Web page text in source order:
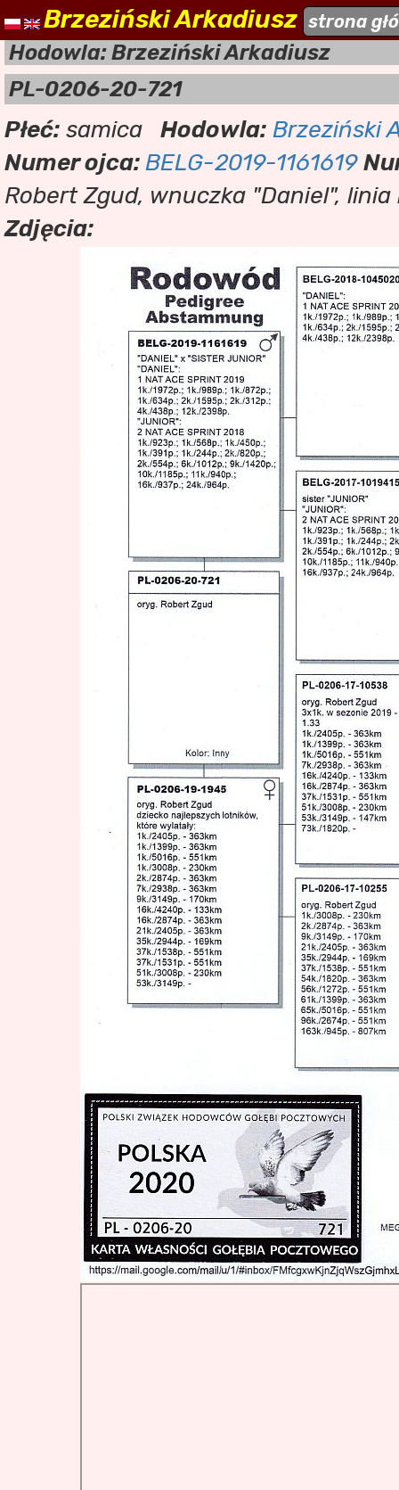
naszehodowle.pl
Brzeziński Arkadiusz strona
Hodowla: Brzeziński Arkadiusz
PL-0206-20-721
Płeć: samica Hodowla: Brzeziński
Numer ojca:BELG-2019-1161619
Robert Zgud, wnuczka "Daniel",
Zdjęcia: